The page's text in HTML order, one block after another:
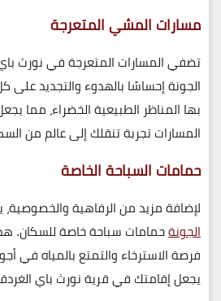
مسارات المشي المتعرجة
تضفي المسارات المتعرجة في نورث
الجونة إحساسًا بالهدوء والتجديد
بها المناظر الطبيعية الخضراء،
المسارات تجربة تنقلك إلى عالم من
حمامات السباحة الخاصة
لإضافة مزيد من الرفاهية
الجونةحمامات سباحة خاصة للسكان.
فرصة الاسترخاء والتمتع بالمياه في
يجعل إقامتك في قرية نورث باي